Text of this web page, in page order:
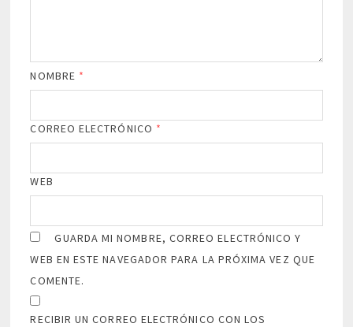
NOMBRE *
CORREO ELECTRÓNICO *
WEB
GUARDA MI NOMBRE, CORREO ELECTRÓNICO Y
WEB EN ESTE NAVEGADOR PARA LA PRÓXIMA VEZ QUE
COMENTE.
RECIBIR UN CORREO ELECTRÓNICO CON LOS